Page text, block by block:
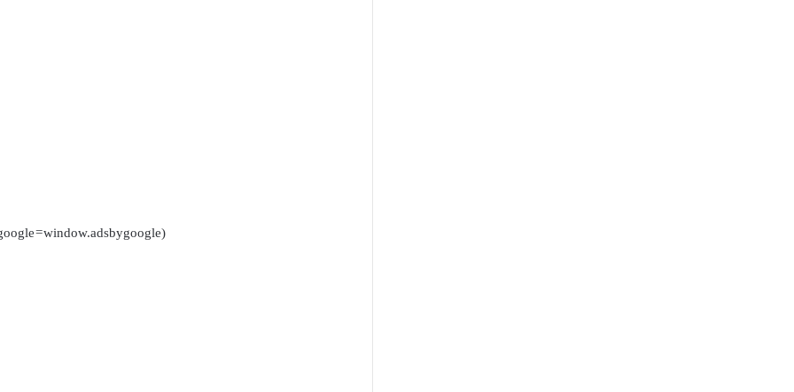
(adsbygoogle = window.adsbygoogle || []).push({});